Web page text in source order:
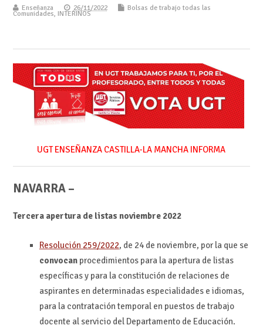
Enseñanza 26/11/2022 Bolsas de trabajo todas las
Comunidades, INTERINOS
UGT ENSEÑANZA CASTILLA-LA MANCHA INFORMA
NAVARRA –
Tercera apertura de listas noviembre 2022
Resolución 259/2022, de 24 de noviembre, por la que se
convocan procedimientos para la apertura de listas
específicas y para la constitución de relaciones de
aspirantes en determinadas especialidades e idiomas,
para la contratación temporal en puestos de trabajo
docente al servicio del Departamento de Educación.